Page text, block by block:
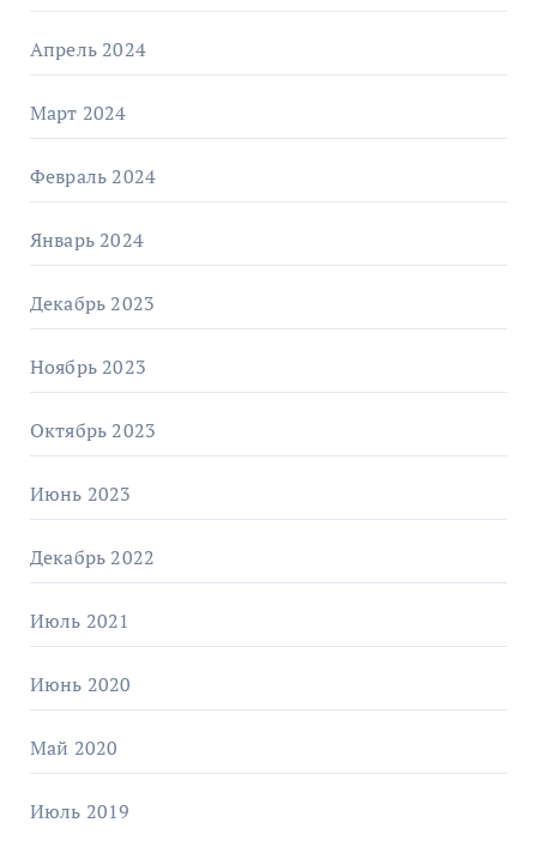
Апрель 2024
Март 2024
Февраль 2024
Январь 2024
Декабрь 2023
Ноябрь 2023
Октябрь 2023
Июнь 2023
Декабрь 2022
Июль 2021
Июнь 2020
Май 2020
Июль 2019